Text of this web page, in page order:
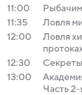
11:00
11:35
Ловля
12:00
Ловля
12:30
13:00
Часть 2-